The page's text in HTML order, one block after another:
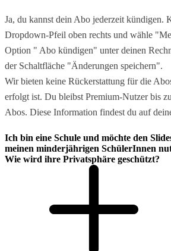
Ja, du kannst dein Abo jederzeit kündigen.
Dropdown-Pfeil oben rechts und wähle
Option " Abo kündigen" unter deinen
der Schaltfläche "Änderungen speichern".
Wir bieten keine Rückerstattung für die
erfolgt ist. Du bleibst Premium-Nutzer bis
Abos. Diese Information findest du auf
Ich bin eine Schule und möchte den
meinen minderjährigen SchülerInnen
Wie wird ihre Privatsphäre geschützt?